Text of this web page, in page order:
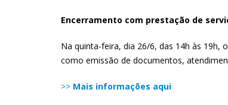
Encerramento com prestação de
Na quinta-feira, dia 26/6, das 14h às 19h,
como emissão de documentos,
>> Mais informações aqui